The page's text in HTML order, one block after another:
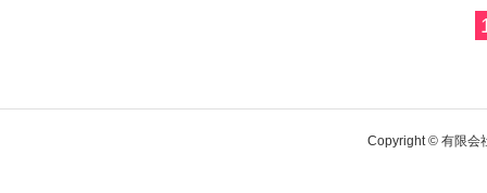
Copyright © 有限会